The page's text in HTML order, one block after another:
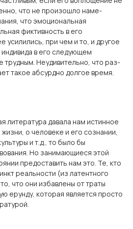
что не произошло наме­
что эмоциональная
фиктивность в его
усилились, при чем и то, и другое
в его следующем
Неудивительно, что раз­
такое абсурдно долгое время.
литература давала нам истинное
о человеке и его сознании,
и т.д., то было бы
Но занимающиеся этой
пре­доставить нам это. Те, кто
реальности (из латентного
что они избавлены от траты
ерунду, которая является просто